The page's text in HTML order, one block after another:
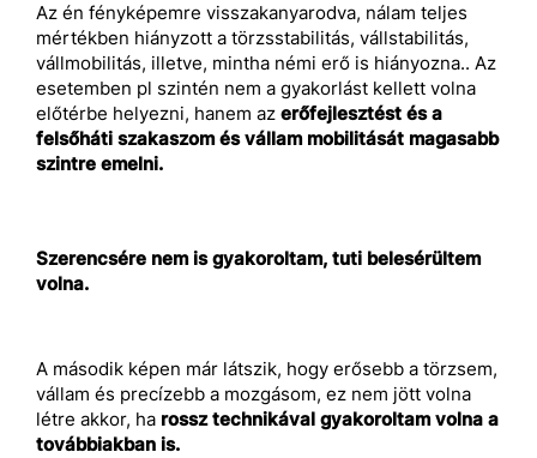
Az én fényképemre visszakanyarodva, nálam teljes
mértékben hiányzott a törzsstabilitás, vállstabilitás,
vállmobilitás, illetve, mintha némi erő is hiányozna.. Az
esetemben pl szintén nem a gyakorlást kellett volna
előtérbe helyezni, hanem az erőfejlesztést és a
felsőháti szakaszom és vállam mobilitását magasabb
szintre emelni.
Szerencsére nem is gyakoroltam, tuti belesérültem
volna.
A második képen már látszik, hogy erősebb a törzsem,
vállam és precízebb a mozgásom, ez nem jött volna
létre akkor, ha rossz technikával gyakoroltam volna a
továbbiakban is.